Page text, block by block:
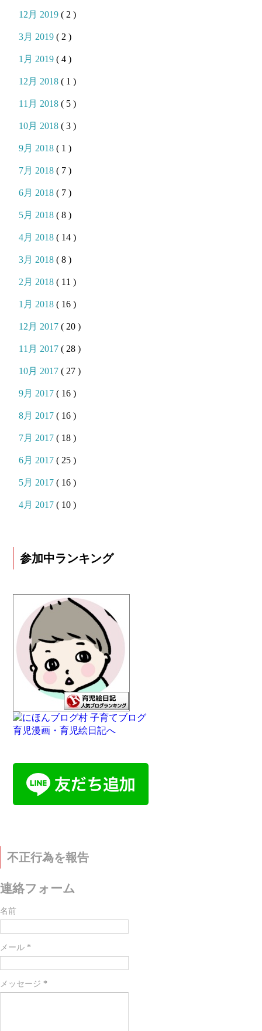
12月 2019( 2 )
3月 2019( 2 )
1月 2019( 4 )
12月 2018( 1 )
11月 2018( 5 )
10月 2018( 3 )
9月 2018( 1 )
7月 2018( 7 )
6月 2018( 7 )
5月 2018( 8 )
4月 2018( 14 )
3月 2018( 8 )
2月 2018( 11 )
1月 2018( 16 )
12月 2017( 20 )
11月 2017( 28 )
10月 2017( 27 )
9月 2017( 16 )
8月 2017( 16 )
7月 2017( 18 )
6月 2017( 25 )
5月 2017( 16 )
4月 2017( 10 )
参加中ランキング
不正行為を報告
連絡フォーム
名前
メール *
メッセージ *